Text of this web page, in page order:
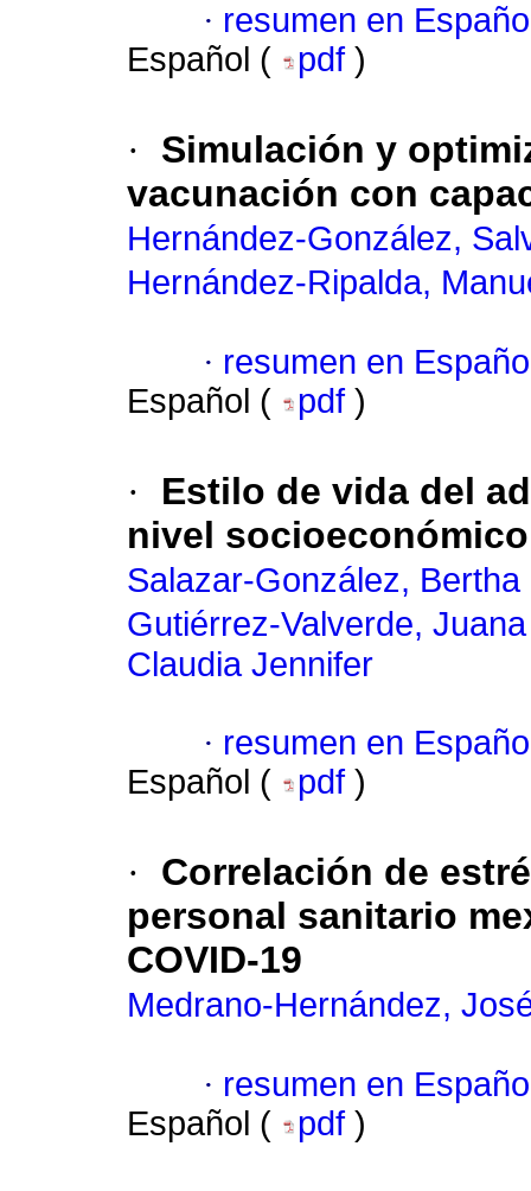
· resumen en
Español (
pdf )
·
Simulación y
vacunación con
Hernández-González,
Hernández-Ripalda,
· resumen en
Español (
pdf )
·
Estilo de vida del
nivel
Salazar-González, Bertha
Gutiérrez-Valverde,
Claudia Jennifer
· resumen en
Español (
pdf )
·
Correlación de
personal sanitario
COVID-19
Medrano-Hernández,
· resumen en
Español (
pdf )